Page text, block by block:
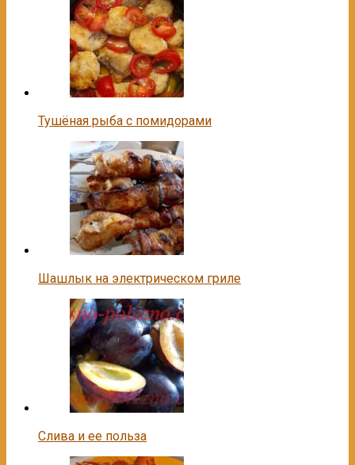
Тушёная рыба с помидорами
Шашлык на электрическом гриле
Слива и ее польза